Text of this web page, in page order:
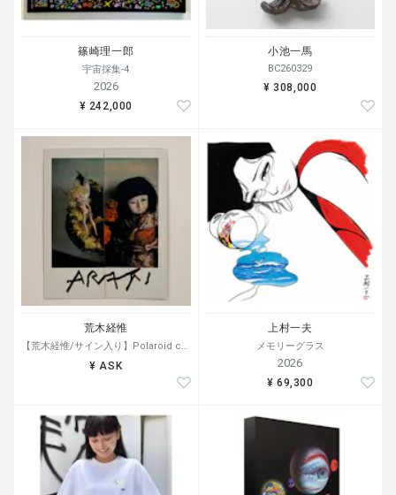
篠崎理一郎
宇宙採集-4
2026
¥ 242,000
小池一馬
BC260329
¥ 308,000
荒木経惟
¥ ASK
上村一夫
メモリーグラス
2026
¥ 69,300